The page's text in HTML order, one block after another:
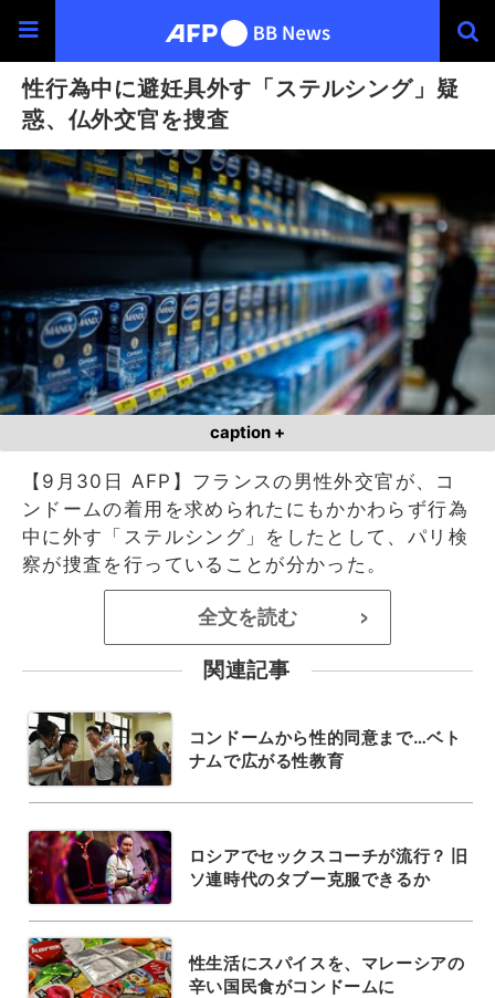
性行為中に避妊具外す「ステルシング」疑
惑、仏外交官を捜査
caption +
【9月30日 AFP】フランスの男性外交官が、コ
ンドームの着用を求められたにもかかわらず行為
中に外す「ステルシング」をしたとして、パリ検
察が捜査を行っていることが分かった。
全文を読む >
関連記事
コンドームから性的同意まで…ベト
ナムで広がる性教育
ロシアでセックスコーチが流行？ 旧
ソ連時代のタブー克服できるか
性生活にスパイスを、マレーシアの
辛い国民食がコンドームに